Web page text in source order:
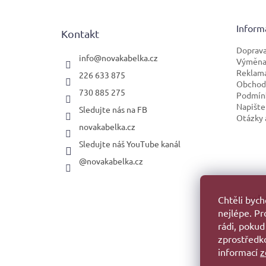
Chtěli
nejlépe.
rádi,
informací
Kontakt
info@novakabelka.cz
226 633 875
730 885 275
Sledujte nás na FB
novakabelka.cz
Sledujte náš YouTube kanál
@novakabelka.cz
Otázky